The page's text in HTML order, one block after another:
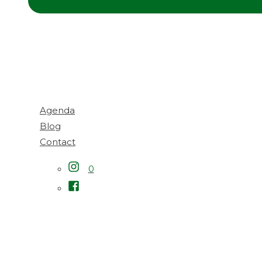
Agenda
Blog
Contact
0